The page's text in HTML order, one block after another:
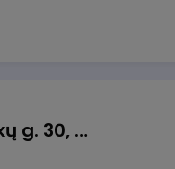
Taromato operatorius (-ė), Keramikų g. 30, Neveronys